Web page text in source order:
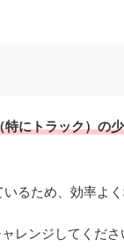
特にトラック）の
るため、効率よく
レンジしてくださ